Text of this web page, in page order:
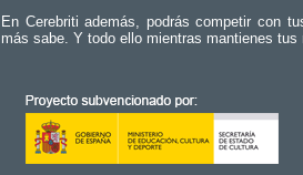
En Cerebriti además, podrás competir con
más sabe. Y todo ello mientras mantienes tus